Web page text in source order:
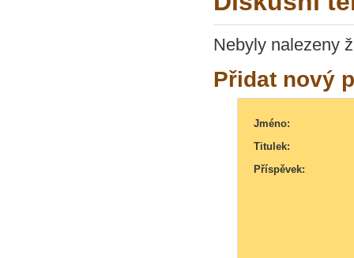
Nebyly nalezeny
Přidat nový
Jméno:
Titulek:
Příspěvek: